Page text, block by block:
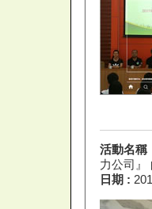
活動名稱
力公司』
日期 :